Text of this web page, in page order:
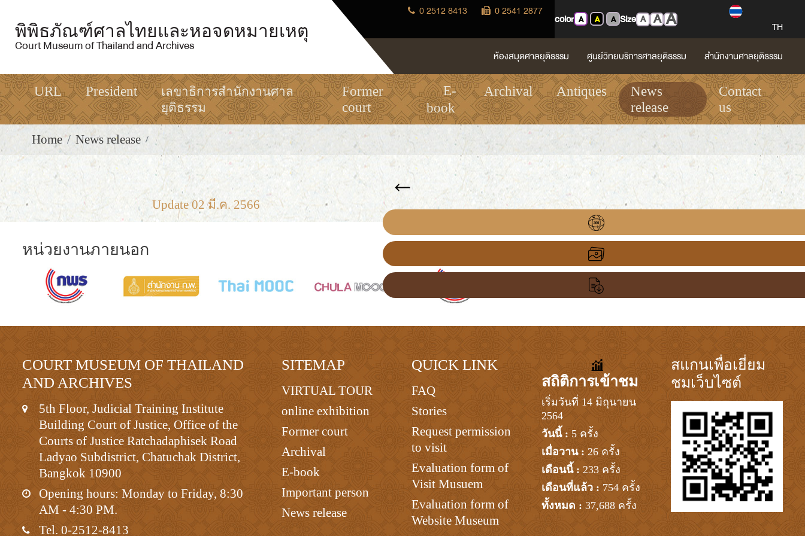
พิพิธภัณฑ์ศาลไทยและหอจดหมายเหตุ
Court Museum of Thailand and Archives
0 2512 8413 0 2541 2877
color A A A Size A A A
TH
ห้องสมุดศาลยุติธรรม
ศูนย์วิทยบริการศาลยุติธรรม สำนักงานศาลยุติธรรม
URL President
เลขาธิการสำนักงานศาล
ยุติธรรม
Former
court
E-
book
Archival Antiques
News
release
Contact
us
Home News release
Update 02 มี.ค. 2566
หน่วยงานภายนอก
COURT MUSEUM OF THAILAND
AND ARCHIVES
5th Floor, Judicial Training Institute
Building Court of Justice, Office of the
Courts of Justice Ratchadaphisek Road
Ladyao Subdistrict, Chatuchak District,
Bangkok 10900
Opening hours: Monday to Friday, 8:30
AM - 4:30 PM.
Tel. 0-2512-8413
SITEMAP
VIRTUAL TOUR
online exhibition
Former court
Archival
E-book
Important person
News release
QUICK LINK
FAQ
Stories
Request permission
to visit
Evaluation form of
Visit Musuem
Evaluation form of
Website Museum
สถิติการเข้าชม
เริ่มวันที่ 14 มิถุนายน
2564
วันนี้ : 5 ครั้ง
เมื่อวาน : 26 ครั้ง
เดือนนี้ : 233 ครั้ง
เดือนที่แล้ว : 754 ครั้ง
ทั้งหมด : 37,688 ครั้ง
สแกนเพื่อเยี่ยม
ชมเว็บไซต์